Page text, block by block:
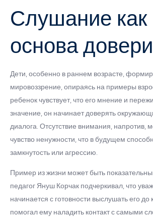
Слушание как
основа
Дети, особенно в раннем возрасте,
мировоззрение, опираясь на примеры
ребенок чувствует, что его мнение и
значение, он начинает доверять
диалога. Отсутствие внимания, напротив,
чувство ненужности, что в будущем
замкнутость или агрессию.
Пример из жизни может быть
педагог Януш Корчак подчеркивал, что
начинается с готовности выслушать его
помогал ему наладить контакт с самыми